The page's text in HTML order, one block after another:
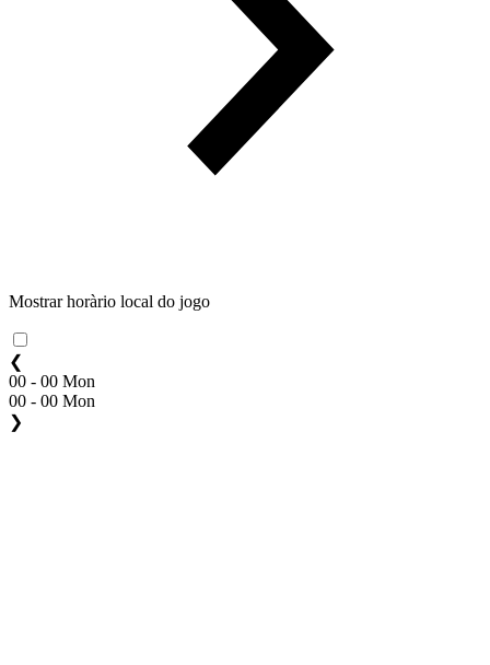
Mostrar horàrio local do jogo
❮
00 - 00 Mon
00 - 00 Mon
❯